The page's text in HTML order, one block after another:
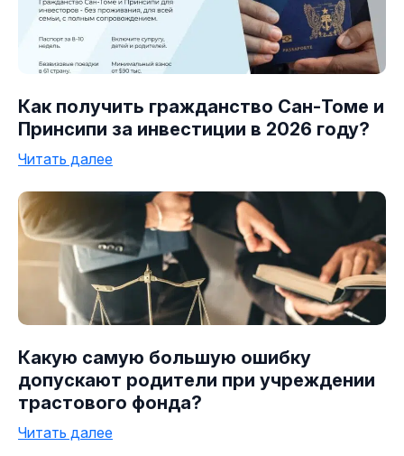
Как получить гражданство Сан-Томе и
Принсипи за инвестиции в 2026 году?
Читать далее
Какую самую большую ошибку
допускают родители при учреждении
трастового фонда?
Читать далее